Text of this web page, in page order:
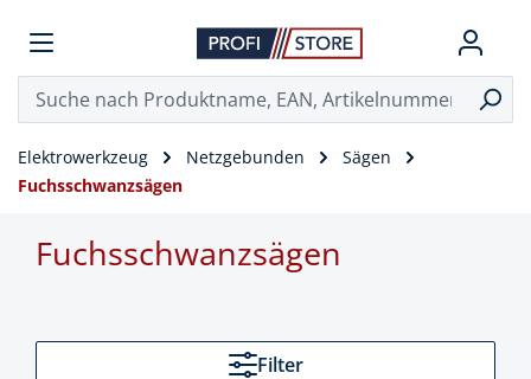
Elektrowerkzeug Netzgebunden
Sägen
Fuchsschwanzsägen
Fuchsschwanzsägen
Filter